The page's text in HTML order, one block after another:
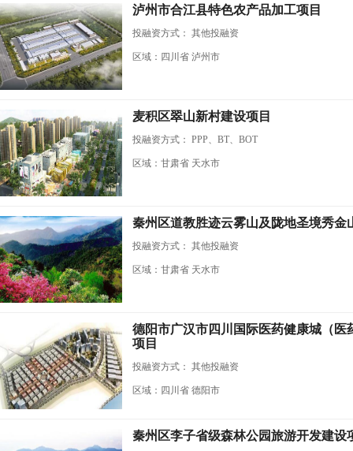
泸州市合江县特色农产品加工项目
投融资方式： 其他投融资
区域：四川省 泸州市
麦积区翠山新村建设项目
投融资方式： PPP、BT、BOT
区域：甘肃省 天水市
秦州区道教胜迹云雾山及陇地圣境秀金
投融资方式： 其他投融资
区域：甘肃省 天水市
德阳市广汉市四川国际医药健康城（医
项目
投融资方式： 其他投融资
区域：四川省 德阳市
秦州区李子省级森林公园旅游开发建设